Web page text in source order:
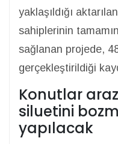
yaklaşıldığı
sahiplerinin
sağlanan projede,
gerçekleştirildiği
Konutlar
siluetini
yapılacak